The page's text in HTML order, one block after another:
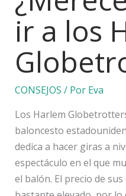
ir a los
CONSEJOS / Por Eva
Los Harlem
baloncesto
dedica a hacer giras a
espectáculo en el que
el balón. El precio de